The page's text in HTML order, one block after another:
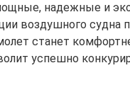
надежные и
воздушного судна
станет
успешно